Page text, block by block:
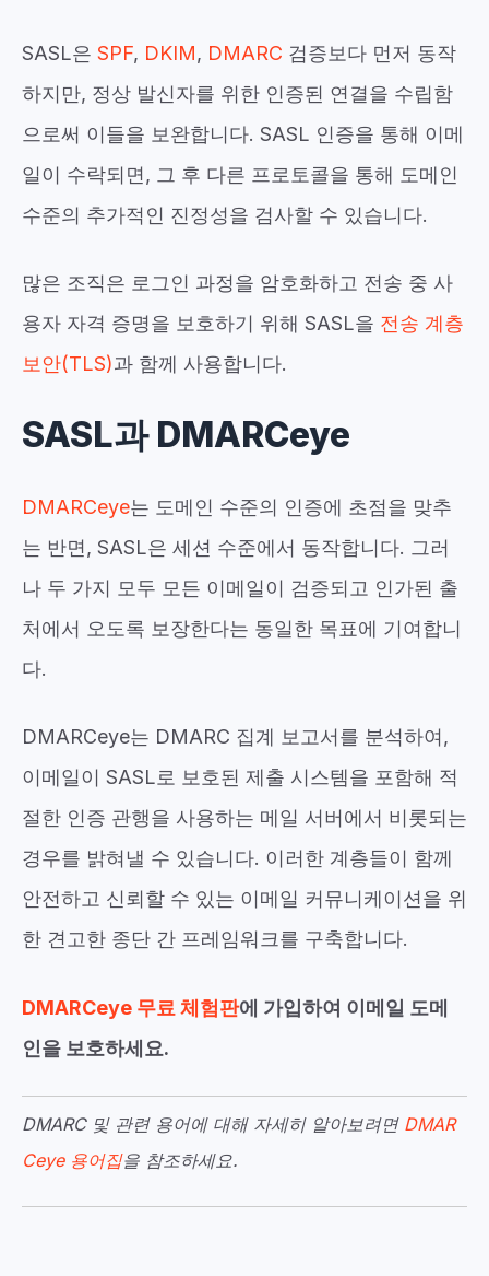
SASL은 SPF, DKIM, DMARC 검증보다 먼저 동작
하지만, 정상 발신자를 위한 인증된 연결을 수립함
으로써 이들을 보완합니다. SASL 인증을 통해 이메
일이 수락되면, 그 후 다른 프로토콜을 통해 도메인
수준의 추가적인 진정성을 검사할 수 있습니다.
많은 조직은 로그인 과정을 암호화하고 전송 중 사
용자 자격 증명을 보호하기 위해 SASL을 전송 계층
보안(TLS)과 함께 사용합니다.
SASL과 DMARCeye
DMARCeye는 도메인 수준의 인증에 초점을 맞추
는 반면, SASL은 세션 수준에서 동작합니다. 그러
나 두 가지 모두 모든 이메일이 검증되고 인가된 출
처에서 오도록 보장한다는 동일한 목표에 기여합니
다.
DMARCeye는 DMARC 집계 보고서를 분석하여,
이메일이 SASL로 보호된 제출 시스템을 포함해 적
절한 인증 관행을 사용하는 메일 서버에서 비롯되는
경우를 밝혀낼 수 있습니다. 이러한 계층들이 함께
안전하고 신뢰할 수 있는 이메일 커뮤니케이션을 위
한 견고한 종단 간 프레임워크를 구축합니다.
DMARCeye 무료 체험판에 가입하여 이메일 도메
인을 보호하세요.
DMARC 및 관련 용어에 대해 자세히 알아보려면 DMAR
Ceye 용어집을 참조하세요.